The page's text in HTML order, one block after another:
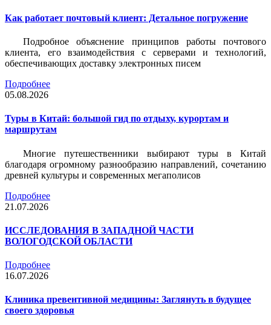
Как работает почтовый клиент: Детальное погружение
Подробное объяснение принципов работы почтового
клиента, его взаимодействия с серверами и технологий,
обеспечивающих доставку электронных писем
Подробнее
05.08.2026
Туры в Китай: большой гид по отдыху, курортам и
маршрутам
Многие путешественники выбирают туры в Китай
благодаря огромному разнообразию направлений, сочетанию
древней культуры и современных мегаполисов
Подробнее
21.07.2026
ИССЛЕДОВАНИЯ В ЗАПАДНОЙ ЧАСТИ
ВОЛОГОДСКОЙ ОБЛАСТИ
Подробнее
16.07.2026
Клиника превентивной медицины: Заглянуть в будущее
своего здоровья